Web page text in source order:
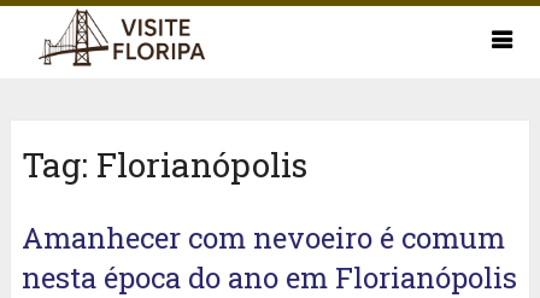
Tag: Florianópolis
Amanhecer com nevoeiro é comum
nesta época do ano em Florianópolis